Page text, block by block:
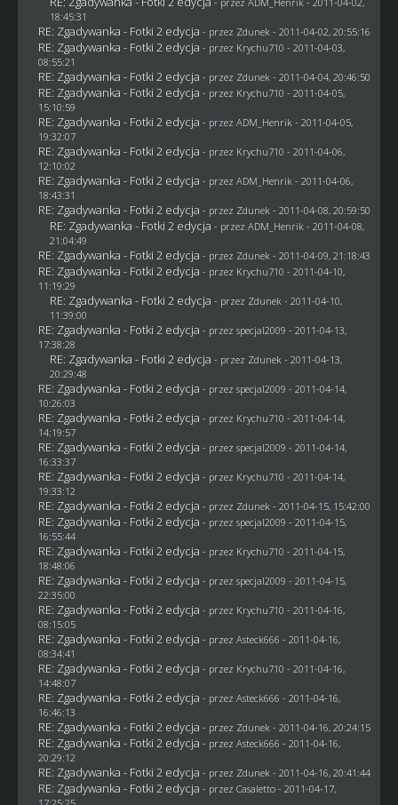
18:45:31
RE: Zgadywanka - Fotki 2 edycja - przez Zdunek - 2011-04-02, 20:55:16
RE: Zgadywanka - Fotki 2 edycja - przez Krychu710 - 2011-04-03,
08:55:21
RE: Zgadywanka - Fotki 2 edycja - przez Zdunek - 2011-04-04, 20:46:50
RE: Zgadywanka - Fotki 2 edycja - przez Krychu710 - 2011-04-05,
15:10:59
RE: Zgadywanka - Fotki 2 edycja - przez ADM_Henrik - 2011-04-05,
19:32:07
RE: Zgadywanka - Fotki 2 edycja - przez Krychu710 - 2011-04-06,
12:10:02
RE: Zgadywanka - Fotki 2 edycja - przez ADM_Henrik - 2011-04-06,
18:43:31
RE: Zgadywanka - Fotki 2 edycja - przez Zdunek - 2011-04-08, 20:59:50
RE: Zgadywanka - Fotki 2 edycja - przez ADM_Henrik - 2011-04-08,
21:04:49
RE: Zgadywanka - Fotki 2 edycja - przez Zdunek - 2011-04-09, 21:18:43
RE: Zgadywanka - Fotki 2 edycja - przez Krychu710 - 2011-04-10,
11:19:29
RE: Zgadywanka - Fotki 2 edycja - przez Zdunek - 2011-04-10,
11:39:00
RE: Zgadywanka - Fotki 2 edycja - przez specjal2009 - 2011-04-13,
17:38:28
RE: Zgadywanka - Fotki 2 edycja - przez Zdunek - 2011-04-13,
20:29:48
RE: Zgadywanka - Fotki 2 edycja - przez specjal2009 - 2011-04-14,
10:26:03
RE: Zgadywanka - Fotki 2 edycja - przez Krychu710 - 2011-04-14,
14:19:57
RE: Zgadywanka - Fotki 2 edycja - przez specjal2009 - 2011-04-14,
16:33:37
RE: Zgadywanka - Fotki 2 edycja - przez Krychu710 - 2011-04-14,
19:33:12
RE: Zgadywanka - Fotki 2 edycja - przez Zdunek - 2011-04-15, 15:42:00
RE: Zgadywanka - Fotki 2 edycja - przez specjal2009 - 2011-04-15,
16:55:44
RE: Zgadywanka - Fotki 2 edycja - przez Krychu710 - 2011-04-15,
18:48:06
RE: Zgadywanka - Fotki 2 edycja - przez specjal2009 - 2011-04-15,
22:35:00
RE: Zgadywanka - Fotki 2 edycja - przez Krychu710 - 2011-04-16,
08:15:05
RE: Zgadywanka - Fotki 2 edycja - przez Asteck666 - 2011-04-16,
08:34:41
RE: Zgadywanka - Fotki 2 edycja - przez Krychu710 - 2011-04-16,
14:48:07
RE: Zgadywanka - Fotki 2 edycja - przez Asteck666 - 2011-04-16,
16:46:13
RE: Zgadywanka - Fotki 2 edycja - przez Zdunek - 2011-04-16, 20:24:15
RE: Zgadywanka - Fotki 2 edycja - przez Asteck666 - 2011-04-16,
20:29:12
RE: Zgadywanka - Fotki 2 edycja - przez Zdunek - 2011-04-16, 20:41:44
RE: Zgadywanka - Fotki 2 edycja - przez Casaletto- 2011-04-17,